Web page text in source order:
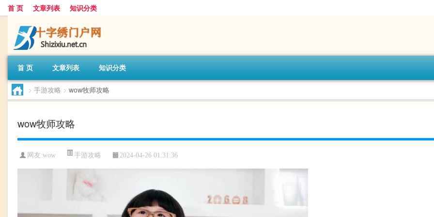
首 页 文章列表 知识分类
首 页 文章列表 知识分类
> 手游攻略 > wow牧师攻略
wow牧师攻略
网友:wow 手游攻略 2024-04-26 01:31:36